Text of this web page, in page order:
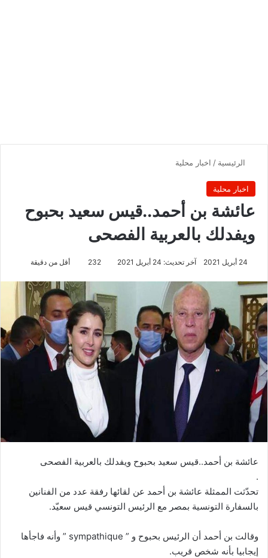
الرئيسية / اخبار محلية
اخبار محلية
عائشة بن أحمد..قيس سعيد بحبوح
ويفدلك بالعربية الفصحى
24 أبريل 2021 آخر تحديث: 24 أبريل 2021 232 أقل من دقيقة
عائشة بن أحمد..قيس سعيد بحبوح ويفدلك بالعربية الفصحى
.
تحدّثت الممثلة عائشة بن أحمد عن لقائها رفقة عدد من الفنانين
بالسفارة التونسية بمصر مع الرئيس التونسي قيس سعيّد.
وقالت بن أحمد أن الرئيس بحبوح و ” sympathique ” وأنه فاجأها
إيجابيا بأنه شخص قريب.